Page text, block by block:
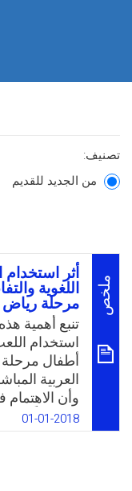
تصنيف:
من الجديد للقديم
ملخص
أثر
اللغوية
مرحلة رياض
تنبع أهمية
استخدام
أطفال مرحلة
العربية
وأن
كان قليلًا،
الدراسة ضمن
01-01-2018